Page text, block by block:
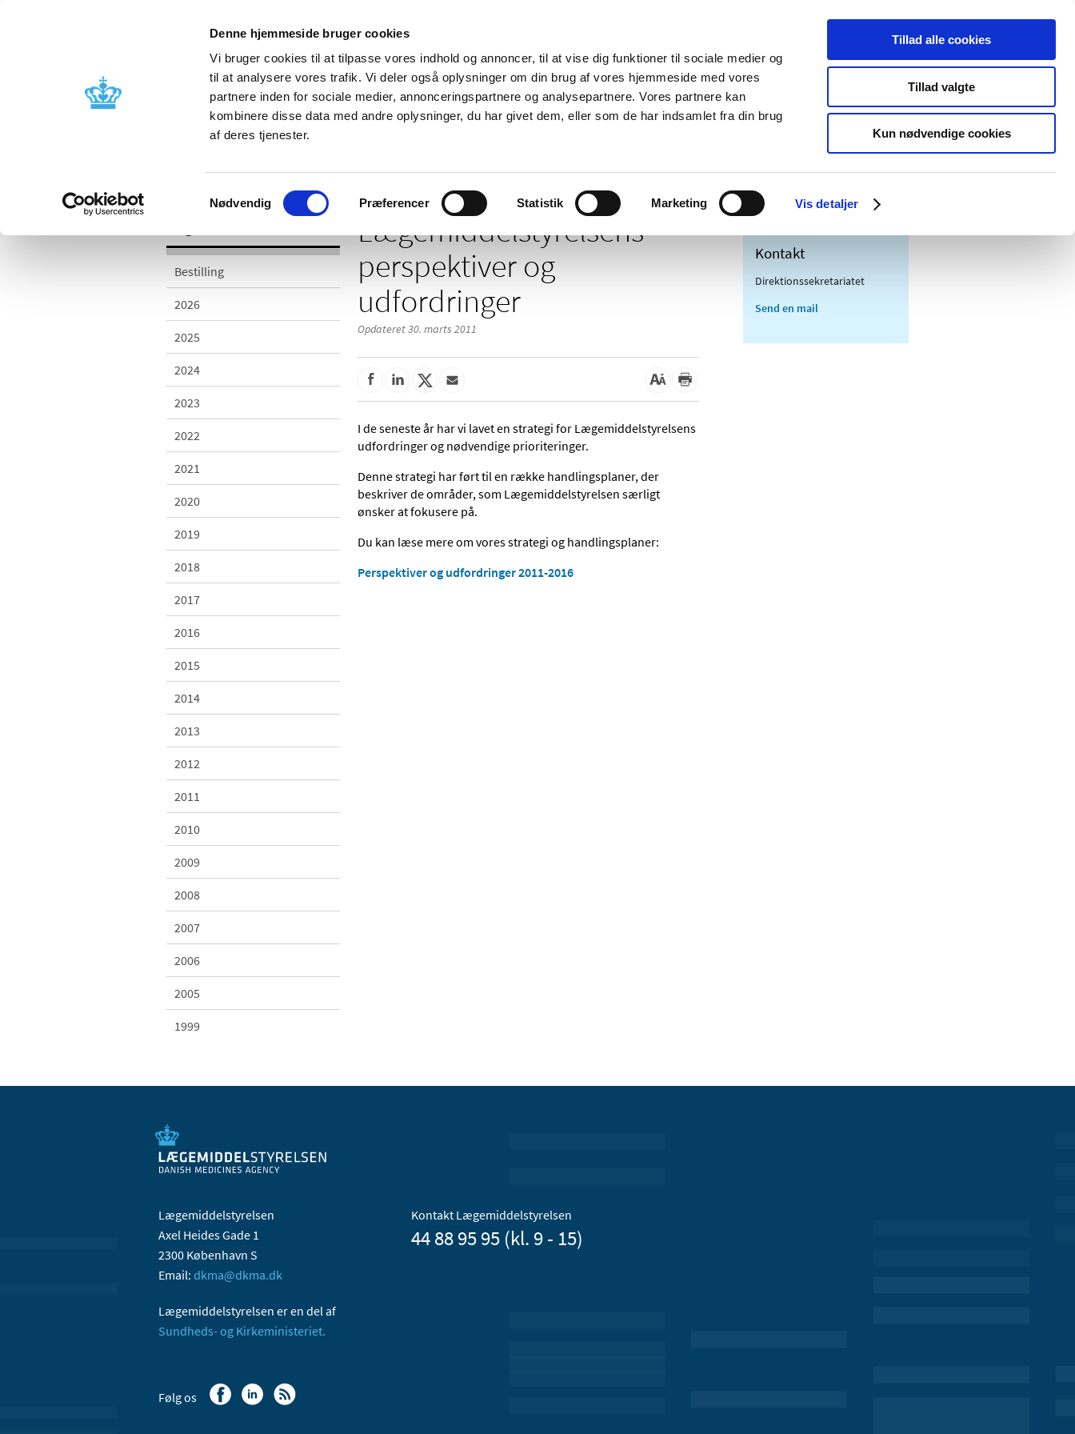
Denne hjemmeside bruger cookies
Vi bruger cookies til at tilpasse vores indhold og annoncer, til at vise dig funktioner til sociale medier og
til at analysere vores trafik. Vi deler også oplysninger om din brug af vores hjemmeside med vores
partnere inden for sociale medier, annonceringspartnere og analysepartnere. Vores partnere kan
kombinere disse data med andre oplysninger, du har givet dem, eller som de har indsamlet fra din brug
af deres tjenester.
Samtykkevalg
Nødvendig Præferencer Statistik Marketing Vis detaljer
Tillad alle cookies
Tillad valgte
Kun nødvendige cookies
Nyheder Om os Kontakt Udgivelser
Godkendelse og
Bivirkninger og
produktinformation
Tilskud og
Apoteker og salg af
Medicinsk
Særlige
produktområder
Bestilling
2026
2025
2024
2023
2022
2021
2020
2019
2018
2017
2016
2015
2014
2013
2012
2011
2010
2009
2008
2007
2006
2005
1999
Lægemiddelstyrelsens
perspektiver og
udfordringer
Opdateret 30. marts 2011
I de seneste år har vi lavet en strategi for Lægemiddelstyrelsens
udfordringer og nødvendige prioriteringer.
Denne strategi har ført til en række handlingsplaner, der
beskriver de områder, som Lægemiddelstyrelsen særligt
ønsker at fokusere på.
Du kan læse mere om vores strategi og handlingsplaner:
Perspektiver og udfordringer 2011-2016
Kontakt
Direktionssekretariatet
Send en mail
Lægemiddelstyrelsen
Axel Heides Gade 1
2300 København S
Email: dkma@dkma.dk
Lægemiddelstyrelsen er en del af
Sundheds- og Kirkeministeriet.
Kontakt Lægemiddelstyrelsen
44 88 95 95 (kl. 9 - 15)
Følg os